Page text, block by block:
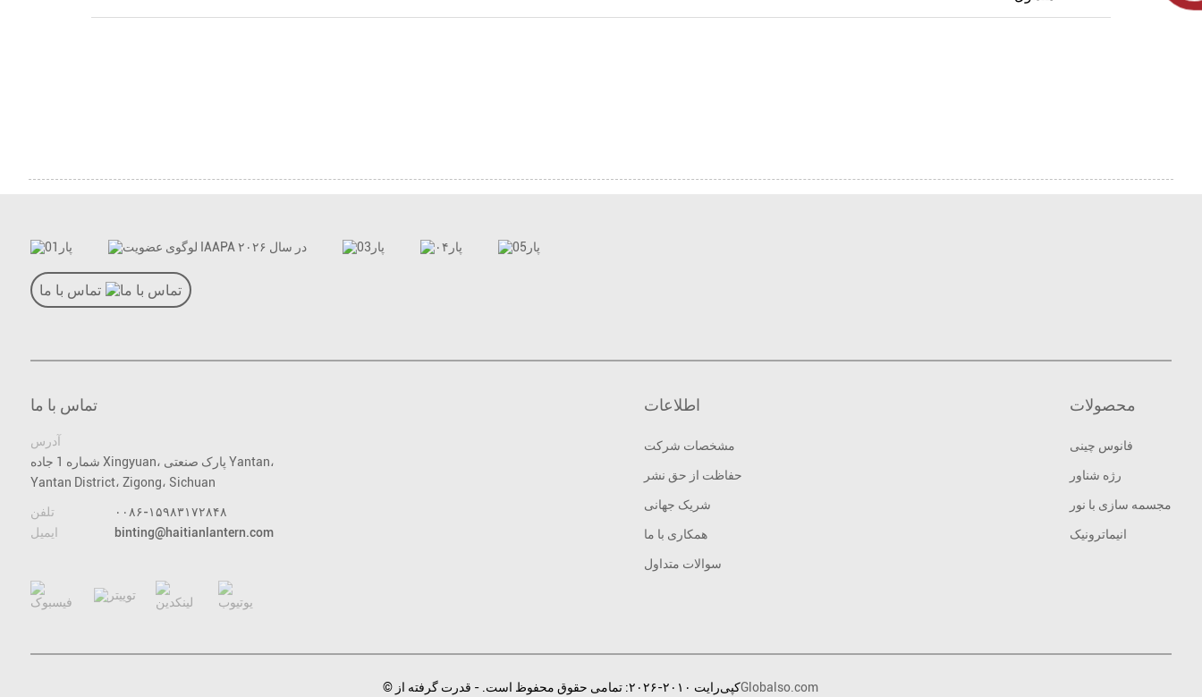
تماس با ما
تماس با ما
آدرس
شماره 1 جاده Xingyuan، پارک صنعتی Yantan،
Yantan District، Zigong، Sichuan
تلفن
۰۰۸۶-۱۵۹۸۳۱۷۲۸۴۸
ایمیل
binting@haitianlantern.com
اطلاعات
مشخصات شرکت
حفاظت از حق نشر
شریک جهانی
همکاری با ما
سوالات متداول
محصولات
فانوس چینی
رژه شناور
مجسمه سازی با نور
انیماترونیک
© کپی‌رایت ۲۰۱۰-۲۰۲۶: تمامی حقوق محفوظ است. - قدرت گرفته ازGlobalso.com